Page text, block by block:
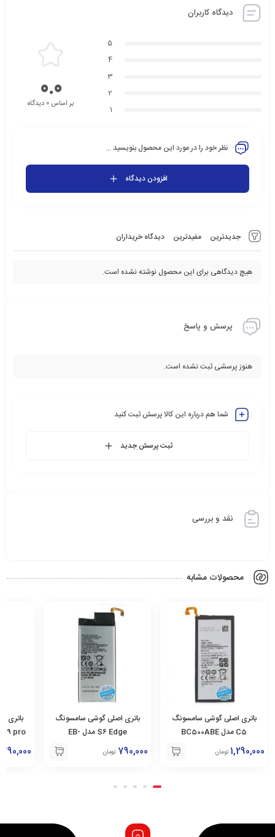
دیدگاه کاربران
جدیدترین مفیدترین دیدگاه خریداران
هیچ دیدگاهی برای این محصول نوشته نشده است.
5
4
3
2
1
0.0بر اساس 0 دیدگاه
نظر خود را در مورد این محصول بنویسید ...
افزودن دیدگاه
پرسش و پاسخ
هنوز پرسشی ثبت نشده است.
شما هم درباره این کالا پرسش ثبت کنید
ثبت پرسش جدید
نقد و بررسی
محصولات مشابه
باتری اصلی گوشی سامسونگ
C5 مدل BC500ABE
1,290,000 تومان
باتری اصلی گوشی سامسونگ
S6 Edge مدل EB-
790,000 تومان
باتری
C9 pro مدل EB-BC900ABE
790,000